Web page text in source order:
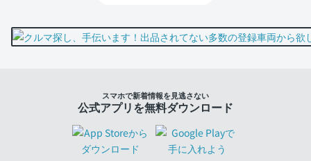
スマホで新着情報を見逃さない
公式アプリを無料ダウンロード